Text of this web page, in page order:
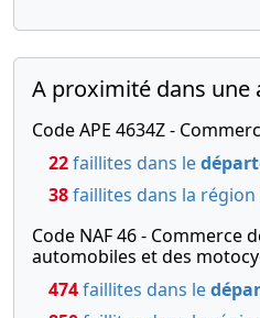
A proximité dans une
Code APE 4634Z -
22faillites dans le
38faillites dans la région
Code NAF 46 - Commerce
automobiles et des
474faillites dans le